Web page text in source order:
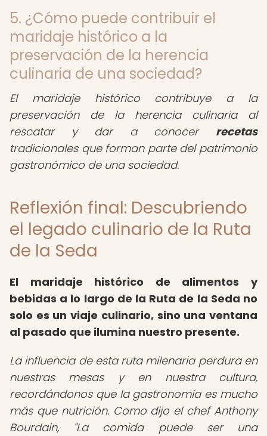
5. ¿Cómo puede contribuir el
maridaje histórico a la
preservación de la herencia
culinaria de una sociedad?
El maridaje histórico contribuye a la
preservación de la herencia culinaria al
rescatar y dar a conocer recetas
tradicionales que forman parte del patrimonio
gastronómico de una sociedad.
Reflexión final: Descubriendo
el legado culinario de la Ruta
de la Seda
El maridaje histórico de alimentos y
bebidas a lo largo de la Ruta de la Seda no
solo es un viaje culinario, sino una ventana
al pasado que ilumina nuestro presente.
La influencia de esta ruta milenaria perdura en
nuestras mesas y en nuestra cultura,
recordándonos que la gastronomía es mucho
más que nutrición. Como dijo el chef Anthony
Bourdain, "La comida puede ser una